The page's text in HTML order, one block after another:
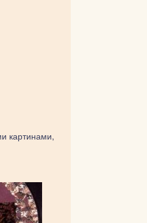
картинами,